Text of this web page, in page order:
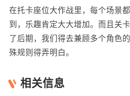
在托卡座位大作战里，每个场景
到，乐趣肯定大大增加。而且关
了后期，我们得去兼顾多个角色
殊规则得弄明白。
相关信息